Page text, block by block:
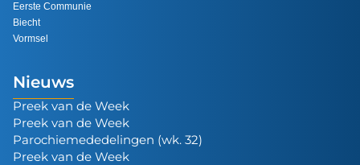
Eerste Communie
Biecht
Vormsel
Nieuws
Preek van de Week
Preek van de Week
Parochiemededelingen (wk. 32)
Preek van de Week